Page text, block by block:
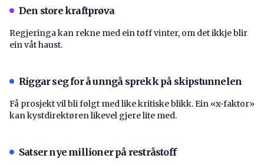
Den store kraftprøva
Regjeringa kan rekne med ein tøff vinter, om det ikkje blir
ein våt haust.
Riggar seg for å unngå sprekk på skipstunnelen
Få prosjekt vil bli følgt med like kritiske blikk. Ein «x-faktor»
kan kystdirektøren likevel gjere lite med.
Satser nye millioner på restråstoff